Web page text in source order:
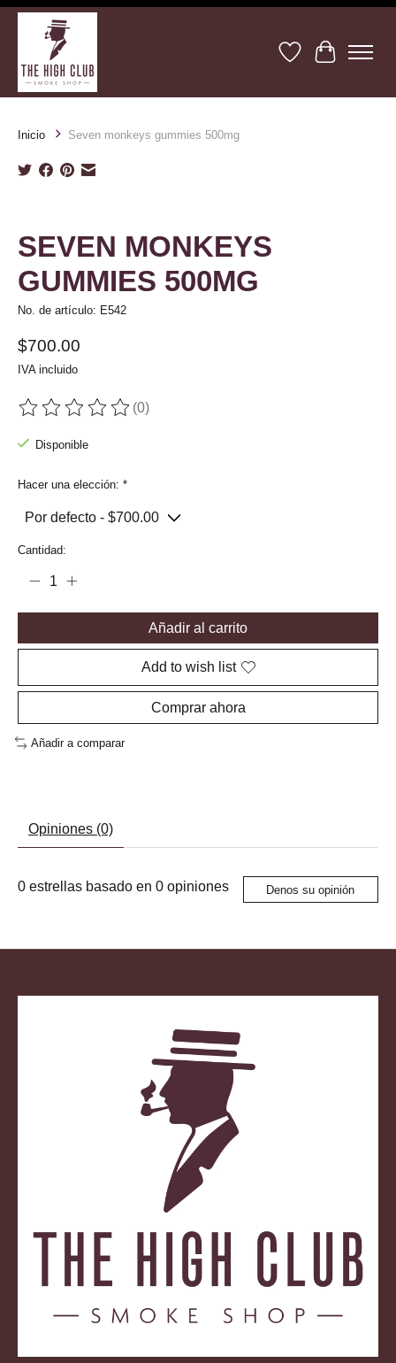
Lista de deseos
Cesta
Inicio Seven monkeys gummies 500mg
SEVEN MONKEYS
GUMMIES 500MG
No. de artículo: E542
$700.00
IVA incluido
The rating of this product is
(0)
Disponible
Hacer una elección: *
Cantidad:
Añadir al carrito
Add to wish list
Comprar ahora
Añadir a comparar
Opiniones (0)
0 estrellas basado en 0 opiniones Denos su opinión